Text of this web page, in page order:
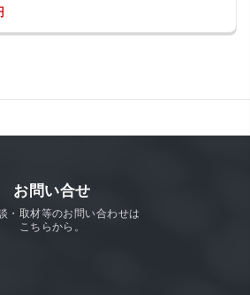
お問い合せ
・取材等のお問い合わせは
こちらから。